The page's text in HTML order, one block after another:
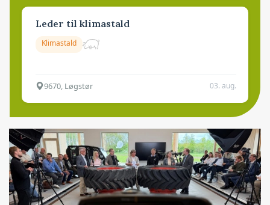
Leder til klimastald
Klimastald
9670, Løgstør 03. aug.